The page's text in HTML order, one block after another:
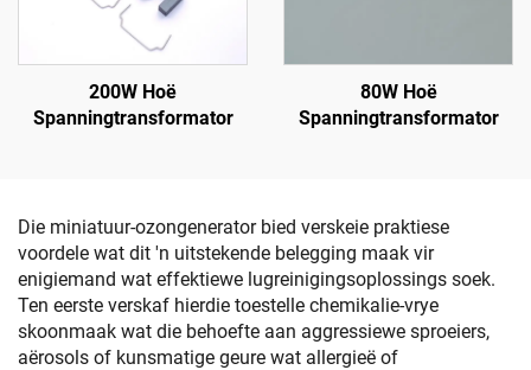
200W Hoë
Spanningtransformator
80W Hoë
Spanningtransformator
Die miniatuur-ozongenerator bied verskeie praktiese
voordele wat dit 'n uitstekende belegging maak vir
enigiemand wat effektiewe lugreinigingsoplossings soek.
Ten eerste verskaf hierdie toestelle chemikalie-vrye
skoonmaak wat die behoefte aan aggressiewe sproeiers,
aërosols of kunsmatige geure wat allergieë of